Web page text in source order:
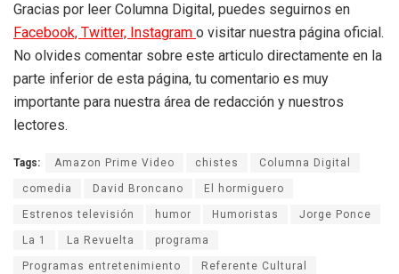
Gracias por leer Columna Digital, puedes seguirnos en
Facebook, Twitter, Instagram o visitar nuestra página oficial.
No olvides comentar sobre este articulo directamente en la
parte inferior de esta página, tu comentario es muy
importante para nuestra área de redacción y nuestros
lectores.
Tags: Amazon Prime Video chistes Columna Digital
comedia David Broncano El hormiguero
Estrenos televisión humor Humoristas Jorge Ponce
La 1 La Revuelta programa
Programas entretenimiento Referente Cultural